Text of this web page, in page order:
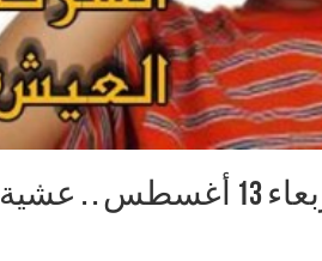
الحراك الثوروي مستمر . . الأربعاء 13 أغسطس . . عشية